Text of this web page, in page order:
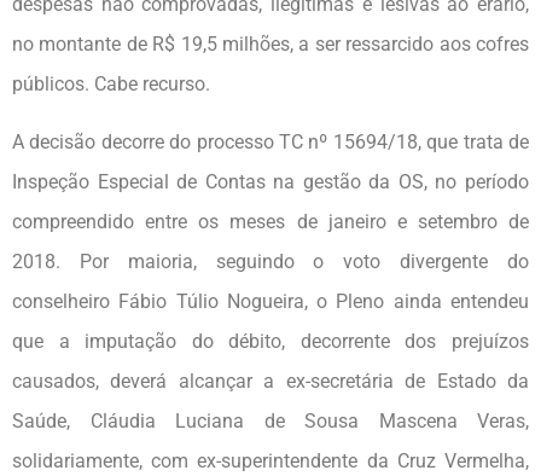
despesas não comprovadas, ilegítimas e lesivas ao erário,
no montante de R$ 19,5 milhões, a ser ressarcido aos cofres
públicos. Cabe recurso.
A decisão decorre do processo TC nº 15694/18, que trata de
Inspeção Especial de Contas na gestão da OS, no período
compreendido entre os meses de janeiro e setembro de
2018. Por maioria, seguindo o voto divergente do
conselheiro Fábio Túlio Nogueira, o Pleno ainda entendeu
que a imputação do débito, decorrente dos prejuízos
causados, deverá alcançar a ex-secretária de Estado da
Saúde, Cláudia Luciana de Sousa Mascena Veras,
solidariamente, com ex-superintendente da Cruz Vermelha,